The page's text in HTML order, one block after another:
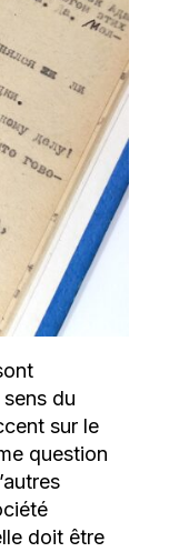
du
sur le
question
doit être